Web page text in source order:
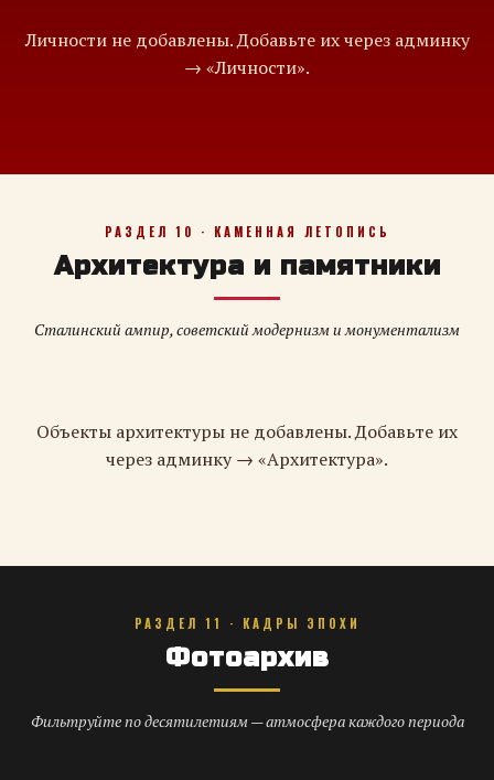
Личности не добавлены. Добавьте их через админку
→ «Личности».
РАЗДЕЛ 10 · КАМЕННАЯ ЛЕТОПИСЬ
Архитектура и памятники
Сталинский ампир, советский модернизм и монументализм
Объекты архитектуры не добавлены. Добавьте их
через админку → «Архитектура».
РАЗДЕЛ 11 · КАДРЫ ЭПОХИ
Фотоархив
Фильтруйте по десятилетиям — атмосфера каждого периода